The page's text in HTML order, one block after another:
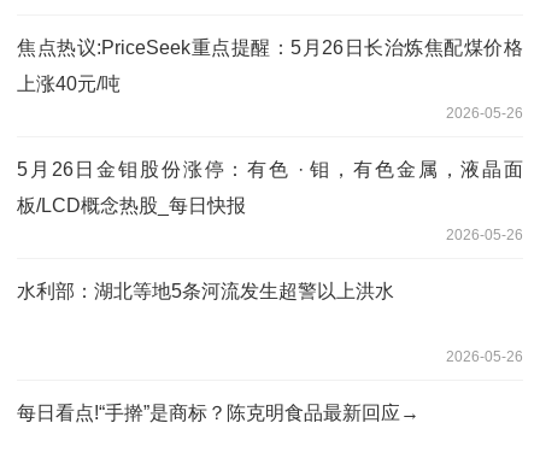
焦点热议:PriceSeek重点提醒：5月26日长治炼焦配煤价格
上涨40元/吨
2026-05-26
5月26日金钼股份涨停：有色 · 钼，有色金属，液晶面
板/LCD概念热股_每日快报
2026-05-26
水利部：湖北等地5条河流发生超警以上洪水
2026-05-26
每日看点!“手擀”是商标？陈克明食品最新回应→